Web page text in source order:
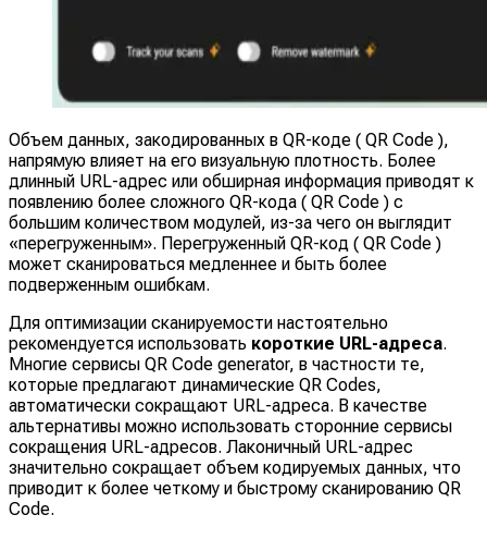
Объем данных, закодированных в QR-коде ( QR Code ),
напрямую влияет на его визуальную плотность. Более
длинный URL-адрес или обширная информация приводят к
появлению более сложного QR-кода ( QR Code ) с
большим количеством модулей, из-за чего он выглядит
«перегруженным». Перегруженный QR-код ( QR Code )
может сканироваться медленнее и быть более
подверженным ошибкам.
Для оптимизации сканируемости настоятельно
рекомендуется использовать короткие URL-адреса.
Многие сервисы QR Code generator, в частности те,
которые предлагают динамические QR Codes,
автоматически сокращают URL-адреса. В качестве
альтернативы можно использовать сторонние сервисы
сокращения URL-адресов. Лаконичный URL-адрес
значительно сокращает объем кодируемых данных, что
приводит к более четкому и быстрому сканированию QR
Code.